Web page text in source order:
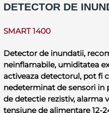
DETECTOR DE
SMART 1400
Detector de inundatii,
neinflamabile, umiditatea
activeaza detectorul, pot fi
nedeterminat de sensori in
de detectie rezistiv, alarma
tensiune de alimentare 12-